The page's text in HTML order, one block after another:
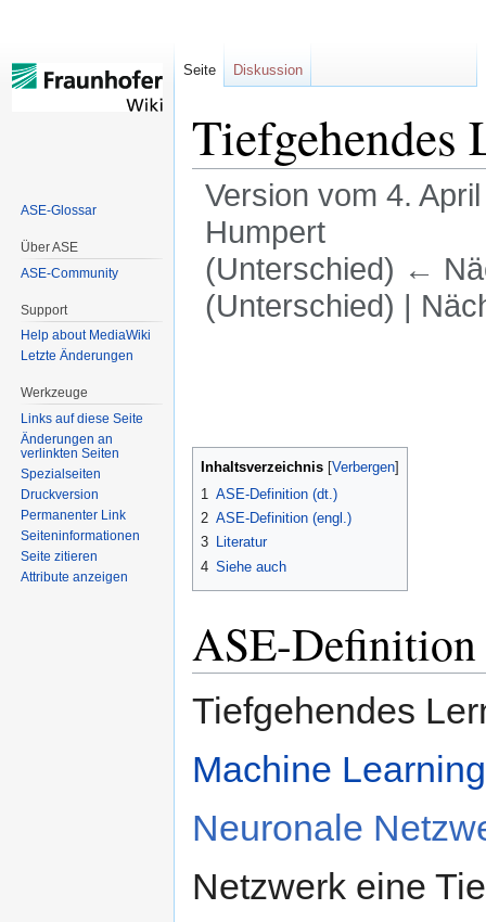
Tiefgehendes
Version vom 4.
Humpert
(Unterschied) ←
(Unterschied) |
Inhaltsverzeichnis
1 ASE-Definition (dt.)
2 ASE-Definition (engl.)
3 Literatur
4 Siehe auch
ASE-
Tiefgehendes
Machine Learning
Neuronale
Netzwerk eine
Seite Diskussion
ASE-Glossar
Über ASE
ASE-Community
Support
Help about MediaWiki
Letzte Änderungen
Werkzeuge
Links auf diese Seite
Änderungen an
verlinkten Seiten
Spezialseiten
Druckversion
Permanenter Link
Seiten­informationen
Seite zitieren
Attribute anzeigen